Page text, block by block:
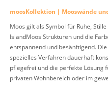
moosKollektion | Mooswände
Moos gilt als Symbol für Ruhe,
IslandMoos Strukturen und die
entspannend und besänftigend.
spezielles Verfahren dauerhaft
pflegefrei und die perfekte Lösung
privaten Wohnbereich oder im